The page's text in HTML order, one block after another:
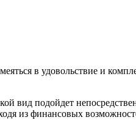
в удовольствие и
вид подойдет
из финансовых